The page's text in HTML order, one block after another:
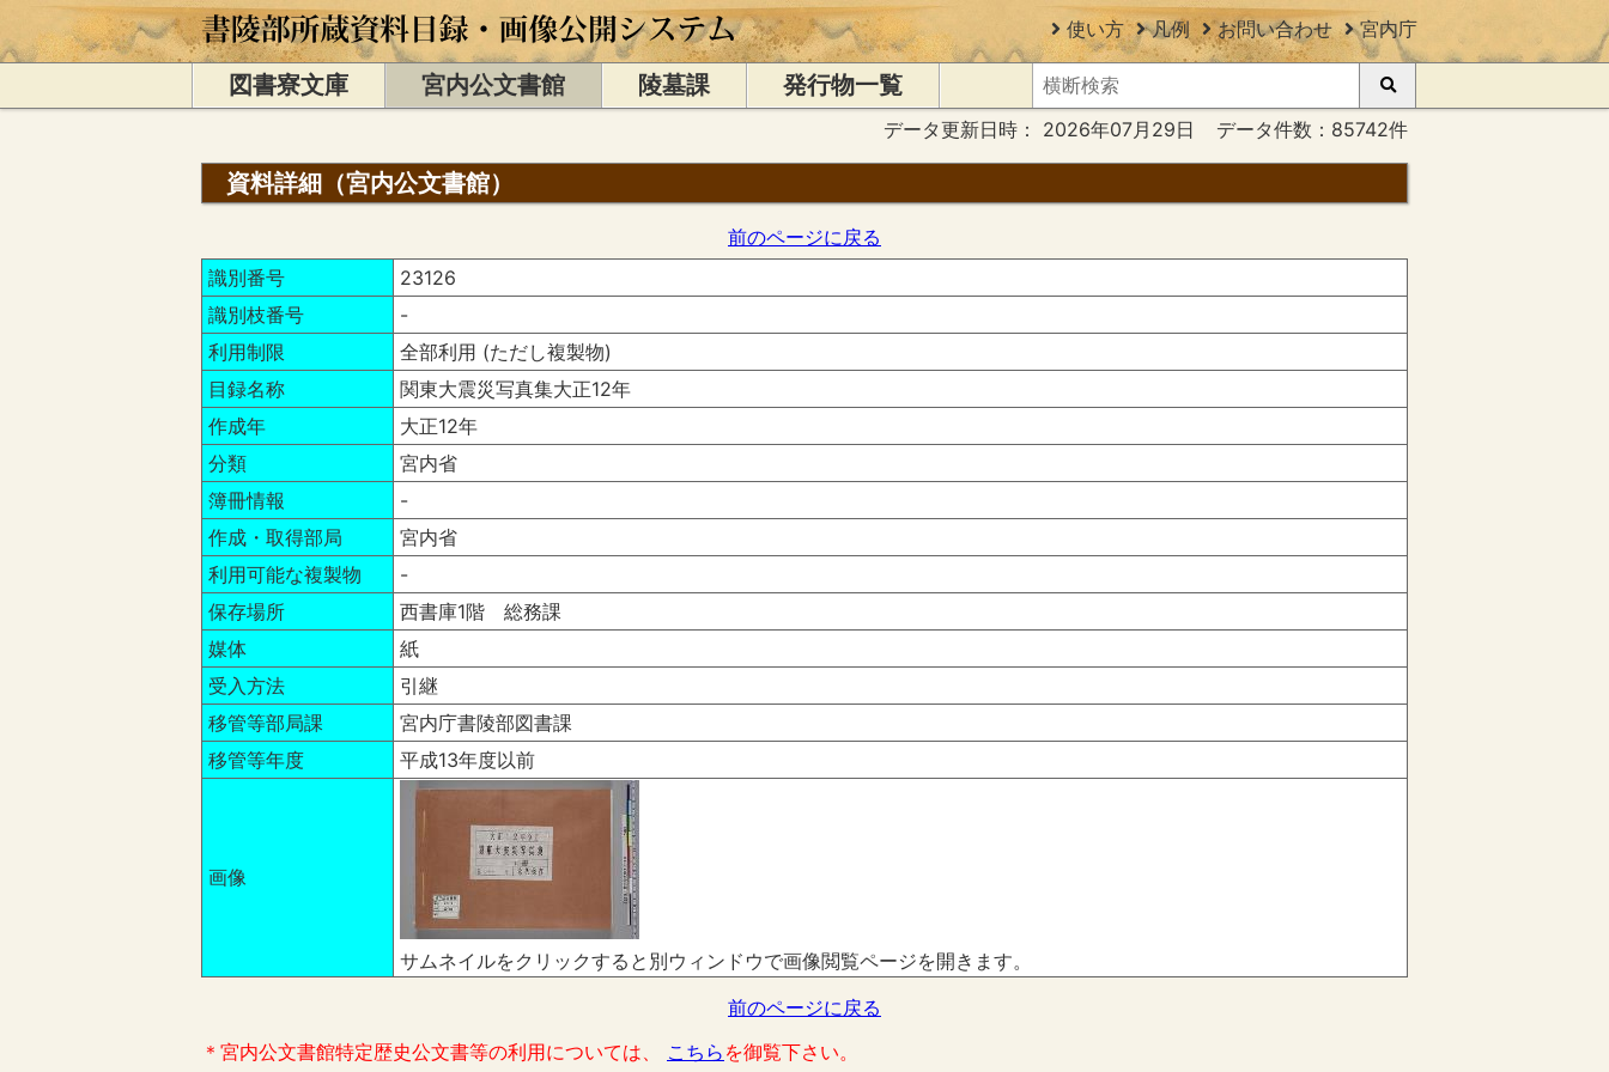
使い方 凡例 お問い合わせ 宮内庁
図書寮文庫 宮内公文書館 陵墓課 発行物一覧
データ更新日時： 2026年07月29日 データ件数：85742件
資料詳細（宮内公文書館）
前のページに戻る
識別番号
23126
識別枝番号
-
利用制限
全部利用 (ただし複製物)
目録名称
関東大震災写真集大正12年
作成年
大正12年
分類
宮内省
簿冊情報
-
作成・取得部局
宮内省
利用可能な複製物
-
保存場所
西書庫1階 総務課
媒体
紙
受入方法
引継
移管等部局課
宮内庁書陵部図書課
移管等年度
平成13年度以前
画像
サムネイルをクリックすると別ウィンドウで画像閲覧ページを開きます。
前のページに戻る
＊宮内公文書館特定歴史公文書等の利用については、 こちら を御覧下さい。